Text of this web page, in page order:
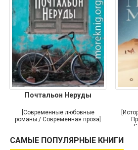
Почтальон Неруды
[Современные любовные
романы / Современная проза]
САМЫЕ ПОПУЛЯРНЫЕ КНИГИ